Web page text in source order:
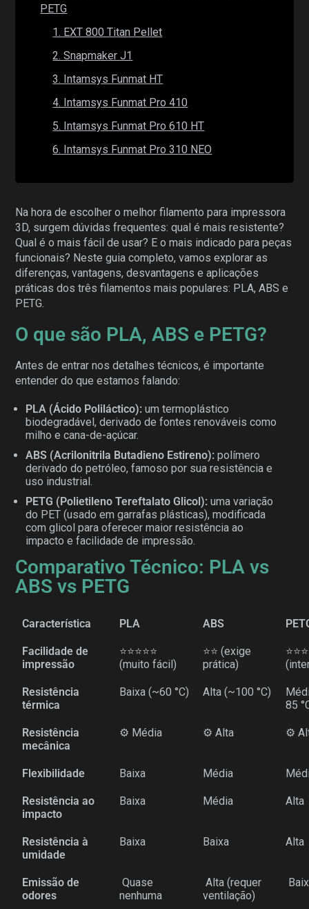
PETG
1. EXT 800 Titan Pellet
2. Snapmaker J1
3. Intamsys Funmat HT
4. Intamsys Funmat Pro 410
5. Intamsys Funmat Pro 610 HT
6. Intamsys Funmat Pro 310 NEO
Na hora de escolher o melhor filamento para impressora
3D, surgem dúvidas frequentes: qual é mais resistente?
Qual é o mais fácil de usar? E o mais indicado para peças
funcionais? Neste guia completo, vamos explorar as
diferenças, vantagens, desvantagens e aplicações
práticas dos três filamentos mais populares: PLA, ABS e
PETG.
O que são PLA, ABS e PETG?
Antes de entrar nos detalhes técnicos, é importante
entender do que estamos falando:
PLA (Ácido Poliláctico): um termoplástico
biodegradável, derivado de fontes renováveis como
milho e cana-de-açúcar.
ABS (Acrilonitrila Butadieno Estireno): polímero
derivado do petróleo, famoso por sua resistência e
uso industrial.
PETG (Polietileno Tereftalato Glicol): uma variação
do PET (usado em garrafas plásticas), modificada
com glicol para oferecer maior resistência ao
impacto e facilidade de impressão.
Comparativo Técnico: PLA vs
ABS vs PETG
Característica PLA ABS
Facilidade de
impressão
⭐⭐⭐⭐⭐
(muito fácil)
⭐⭐ (exige
prática)
Resistência
térmica
Baixa (~60 °C) Alta (~100 °C)
85
Resistência
mecânica
⚙️ Média ⚙️ Alta ⚙️
Flexibilidade Baixa Média
Resistência ao
impacto
Baixa Média Alta
Resistência à
umidade
Baixa Baixa Alta
Emissão de
odores
️ Quase
nenhuma
️ Alta (requer
ventilação)